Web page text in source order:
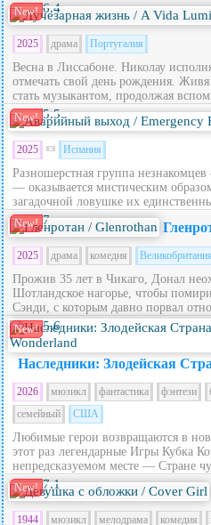
New! 6.4
2025 драма Португалия
Весна в Лиссабоне. Николау
отмечать свой день рождения.
стать музыкантом, продолжая
New! 5.5
2025 Испания
Разношерстная группа
— оказывается мистическим
загадочной ловушке их
New! 7
2025 драма комедия Великобритания
Прожив 35 лет в Чикаго, Донал
Шотландское нагорье, чтобы
Сэнди, с которым давно порвал
New! 5.6
Наследники: Злодейская
2026 мюзикл фантастика фэнтези
семейный
США
Любимые герои возвращаются в
этот раз легендарные Игры Кубка
непредсказуемом месте — Стране
New! 7.1
1944 мюзикл мелодрама комедия